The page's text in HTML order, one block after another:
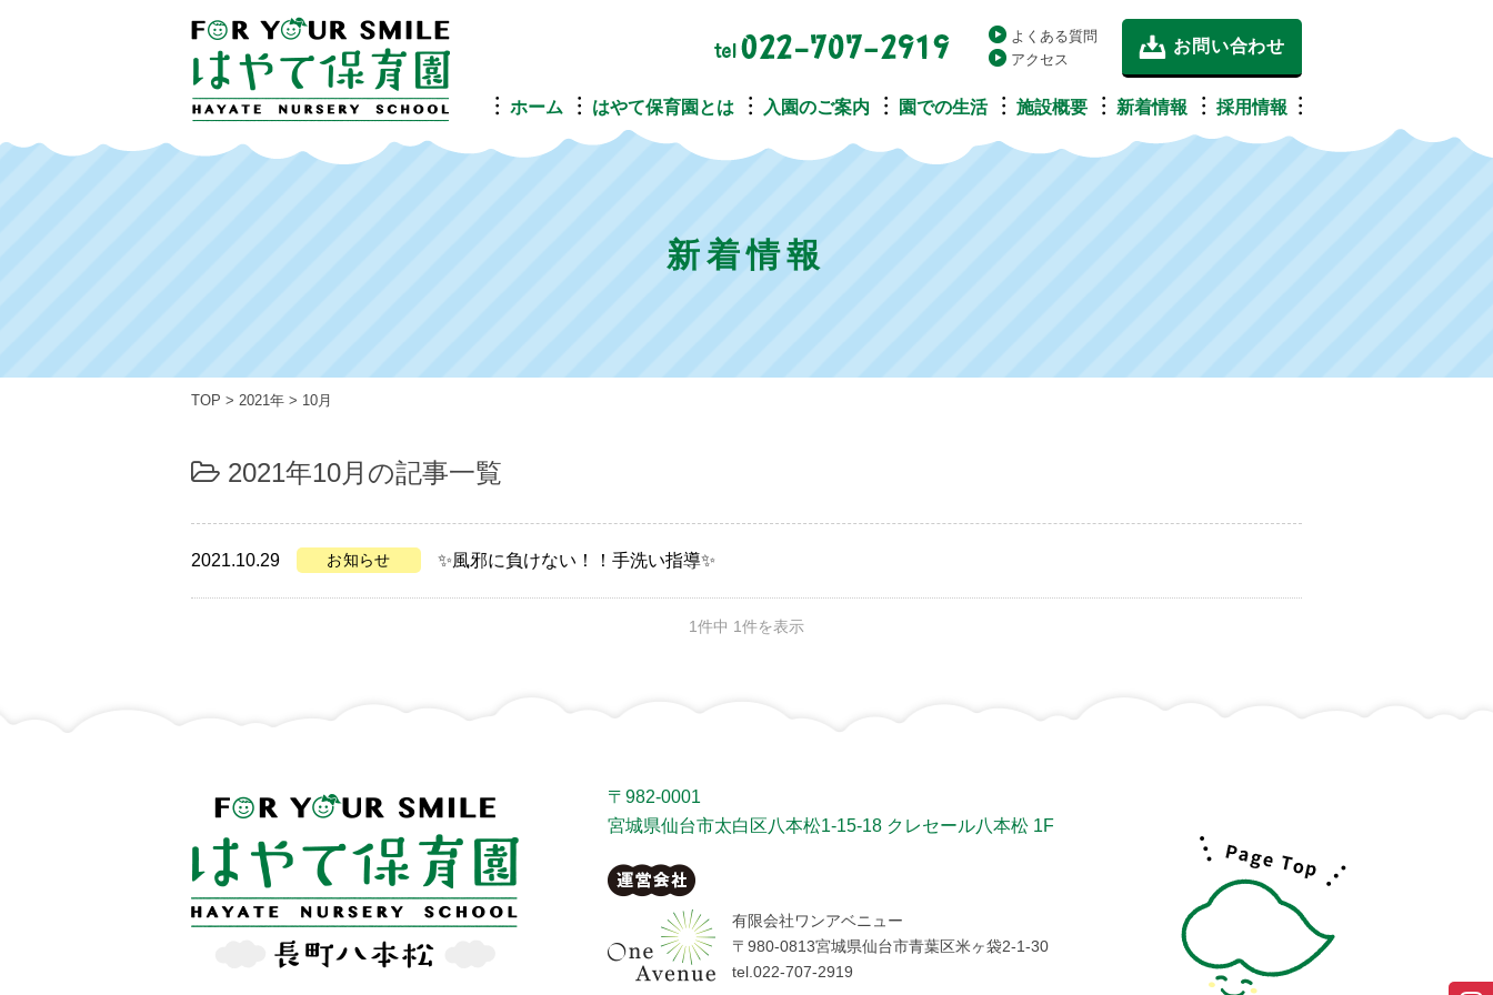
よくある質問
アクセス
お問い合わせ
ホーム はやて保育園とは 入園のご案内 園での生活 施設概要 新着情報 採用情報
新着情報
TOP > 2021年 > 10月
2021年10月の記事一覧
2021.10.29 お知らせ ✨風邪に負けない！！手洗い指導✨
1件中 1件を表示
〒982-0001
宮城県仙台市太白区八本松1-15-18 クレセール八本松 1F
有限会社ワンアベニュー
〒980-0813宮城県仙台市青葉区米ヶ袋2-1-30
tel.022-707-2919